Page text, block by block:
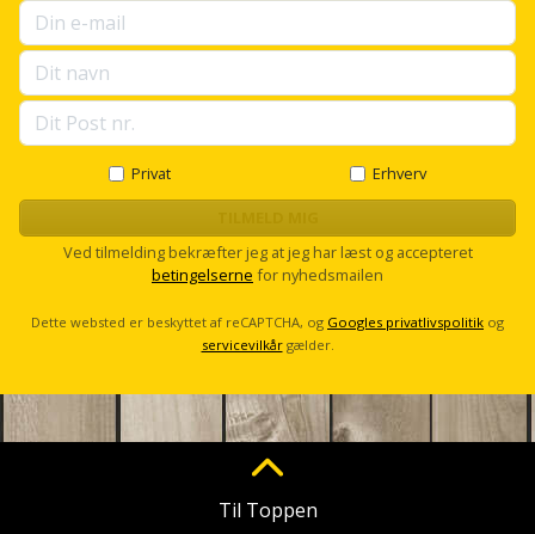
Stige
Stillads
Tænger
Tagpapbrænder
Tapetværktøj
Tommestok
Tragt
Overfræser
Overfræsertilbehør
Polermaskine
Rillefræser
Røreværk
Rotationslaser
Rundsavsklinge
Sikkerhed
i
hjemmet
Skadedyrsbekæmpelse
Skraldespandsskjuler
Skydelåge
Strygejern
r
u
p
s
e
l
l
o
Privat Erhverv
Ved tilmelding bekræfter jeg at jeg har læst og accepteret
betingelserne for nyhedsmailen
Dette websted er beskyttet af reCAPTCHA, og Googles privatlivspolitik og
servicevilkårgælder.
Til Toppen